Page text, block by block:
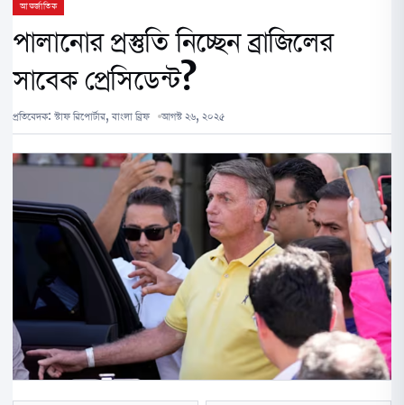
আন্তর্জাতিক
পালানোর প্রস্তুতি নিচ্ছেন ব্রাজিলের
সাবেক প্রেসিডেন্ট?
প্রতিবেদক: স্টাফ রিপোর্টার, বাংলা ব্রিফ আগস্ট ২৬, ২০২৫